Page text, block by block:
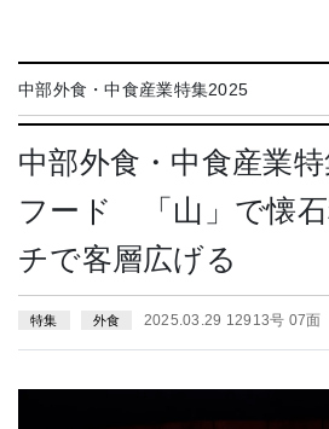
中部外食・中食産業特集2025
中部外食・中食産業
フード 「山」で懐
チで客層広げる
特集 外食 2025.03.29 12913号 07面